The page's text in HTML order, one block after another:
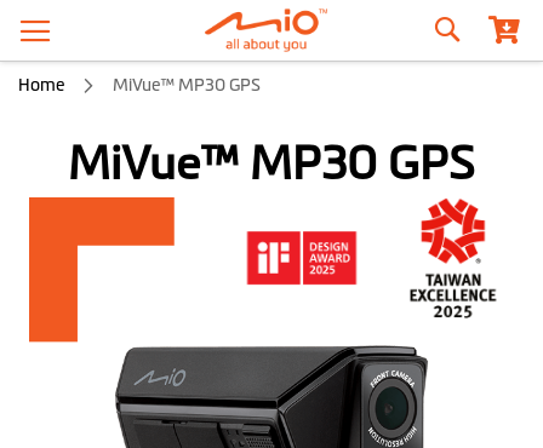
Home MiVue™ MP30 GPS
MiVue™ MP30 GPS